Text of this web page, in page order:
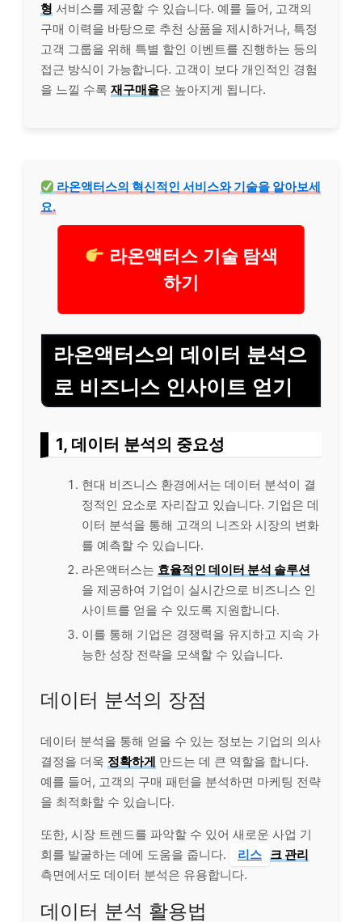
형 서비스를 제공할 수 있습니다. 예를 들어, 고객의
구매 이력을 바탕으로 추천 상품을 제시하거나, 특정
고객 그룹을 위해 특별 할인 이벤트를 진행하는 등의
접근 방식이 가능합니다. 고객이 보다 개인적인 경험
을 느낄 수록 재구매율은 높아지게 됩니다.
라온액터스의 혁신적인 서비스와 기술을 알아보세
요.
라온액터스 기술 탐색
하기
라온액터스의 데이터 분석으
로 비즈니스 인사이트 얻기
1, 데이터 분석의 중요성
현대 비즈니스 환경에서는 데이터 분석이 결
정적인 요소로 자리잡고 있습니다. 기업은 데
이터 분석을 통해 고객의 니즈와 시장의 변화
를 예측할 수 있습니다.
라온액터스는 효율적인 데이터 분석 솔루션
을 제공하여 기업이 실시간으로 비즈니스 인
사이트를 얻을 수 있도록 지원합니다.
이를 통해 기업은 경쟁력을 유지하고 지속 가
능한 성장 전략을 모색할 수 있습니다.
데이터 분석의 장점
데이터 분석을 통해 얻을 수 있는 정보는 기업의 의사
결정을 더욱 정확하게 만드는 데 큰 역할을 합니다.
예를 들어, 고객의 구매 패턴을 분석하면 마케팅 전략
을 최적화할 수 있습니다.
또한, 시장 트렌드를 파악할 수 있어 새로운 사업 기
회를 발굴하는 데에 도움을 줍니다.
리스 크 관리
측면에서도 데이터 분석은 유용합니다.
데이터 분석 활용법